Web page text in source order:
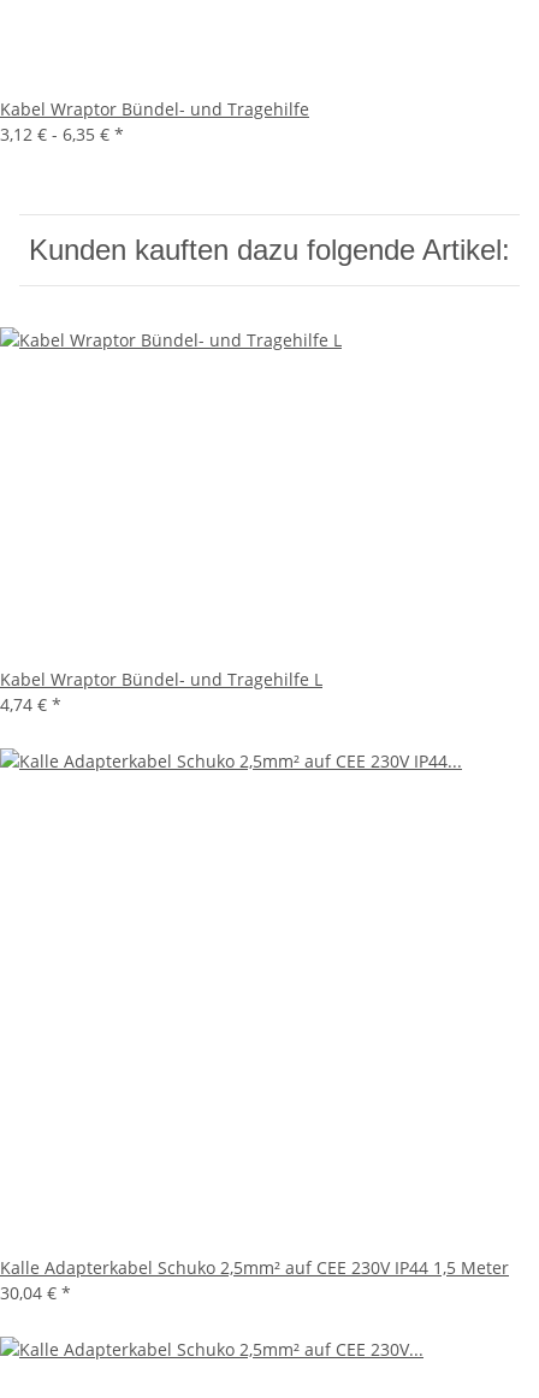
Kabel Wraptor Bündel- und Tragehilfe
3,12 € - 6,35 € *
Kunden kauften dazu folgende Artikel:
Kabel Wraptor Bündel- und Tragehilfe L
4,74 € *
Kalle Adapterkabel Schuko 2,5mm² auf CEE 230V IP44 1,5 Meter
30,04 € *